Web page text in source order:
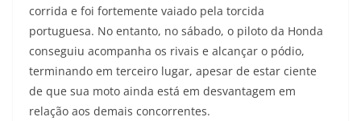
corrida e foi fortemente vaiado pela torcida
portuguesa. No entanto, no sábado, o piloto da Honda
conseguiu acompanha os rivais e alcançar o pódio,
terminando em terceiro lugar, apesar de estar ciente
de que sua moto ainda está em desvantagem em
relação aos demais concorrentes.